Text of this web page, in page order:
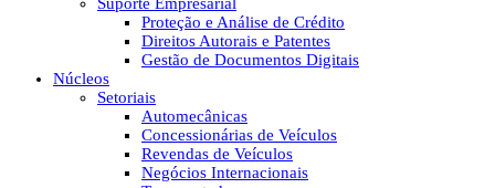
Proteção e Análise de Crédito
Direitos Autorais e Patentes
Gestão de Documentos Digitais
Núcleos
Setoriais
Automecânicas
Concessionárias de Veículos
Revendas de Veículos
Negócios Internacionais